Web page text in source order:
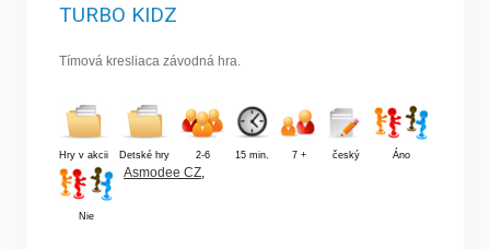
TURBO KIDZ
Tímová kresliaca závodná hra.
Hry v akcii Detské hry 2-6 15 min. 7 + český Áno
Nie
Asmodee CZ